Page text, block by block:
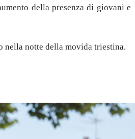
della presenza di giovani e
nella notte della movida triestina.